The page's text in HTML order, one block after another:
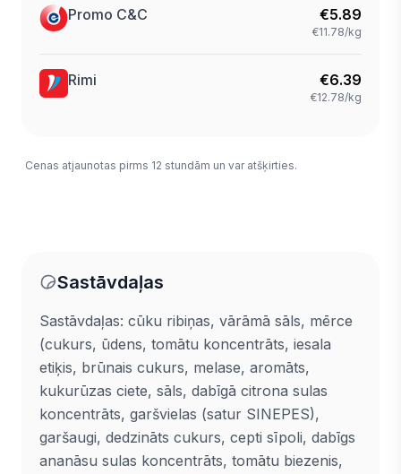
Promo C&C €5.89
€11.78/kg
Rimi €6.39
€12.78/kg
Cenas atjaunotas pirms 12 stundām un var atšķirties.
Sastāvdaļas
Sastāvdaļas: cūku ribiņas, vārāmā sāls, mērce
(cukurs, ūdens, tomātu koncentrāts, iesala
etiķis, brūnais cukurs, melase, aromāts,
kukurūzas ciete, sāls, dabīgā citrona sulas
koncentrāts, garšvielas (satur SINEPES),
garšaugi, dedzināts cukurs, cepti sīpoli, dabīgs
ananāsu sulas koncentrāts, tomātu biezenis,